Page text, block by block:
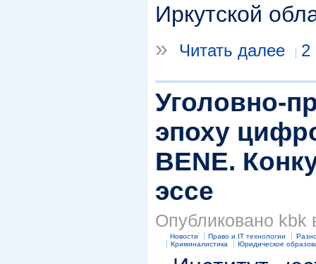
Иркутской
»
Читать далее 2
Уголовно-
эпоху
BENE.
эссе
Опубликовано kbk
Новости Право и IT технологии
Криминалистика
Юридическое